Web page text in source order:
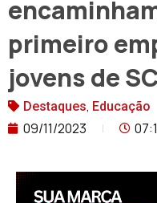
primeiro
jovens de
Destaques, Educação
09/11/2023